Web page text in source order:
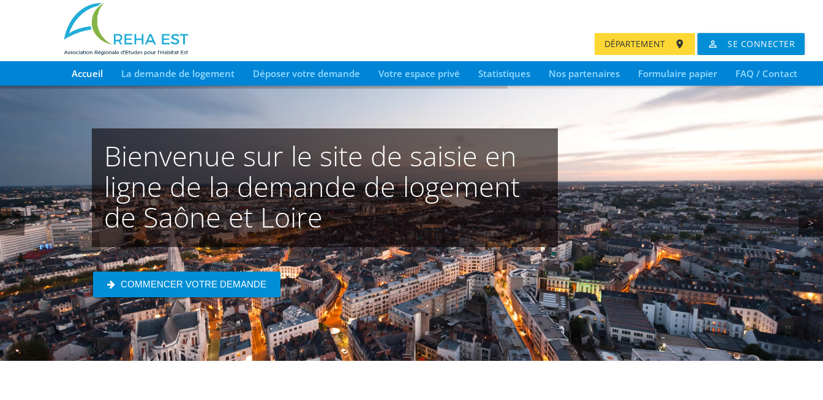
Accueil La demande de logement Déposer votre demande Votre espace privé Statistiques Nos partenaires Formulaire papier FAQ / Contact
Bienvenue sur le site de saisie en
ligne de la demande de logement
de Saône et Loire
COMMENCER VOTRE DEMANDE